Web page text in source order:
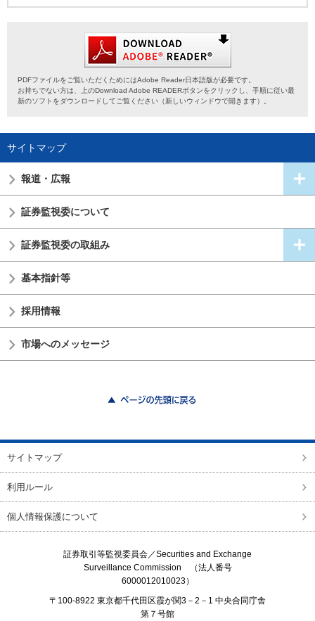
PDFファイルをご覧いただくためにはAdobe Reader日本語版が必要です。
お持ちでない方は、上のDownload Adobe READERボタンをクリックし、手順に従い最
新のソフトをダウンロードしてご覧ください（新しいウィンドウで開きます）。
サイトマップ
報道・広報
証券監視委について
証券監視委の取組み
基本指針等
採用情報
市場へのメッセージ
サイトマップ
利用ルール
個人情報保護について
証券取引等監視委員会／Securities and Exchange
Surveillance Commission （法人番号
6000012010023）
〒100-8922 東京都千代田区霞が関3－2－1 中央合同庁舎
第７号館